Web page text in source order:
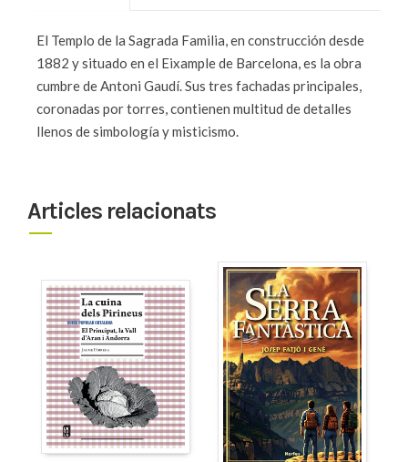
El Templo de la Sagrada Familia, en construcción desde
1882 y situado en el Eixample de Barcelona, es la obra
cumbre de Antoni Gaudí. Sus tres fachadas principales,
coronadas por torres, contienen multitud de detalles
llenos de simbología y misticismo.
Articles relacionats